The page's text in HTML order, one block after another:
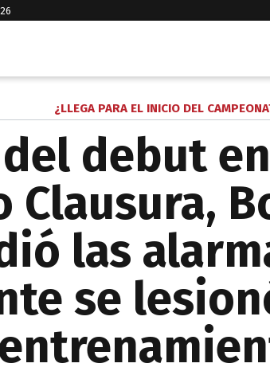
¿LLEGA PARA EL INICIO DEL
debut
Clausura,
las
se